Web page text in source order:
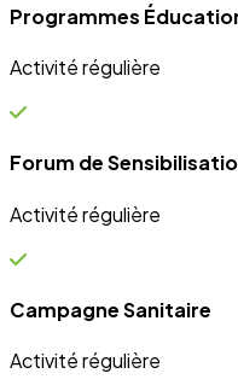
Activité régulière